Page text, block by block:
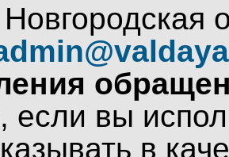
если вы
в